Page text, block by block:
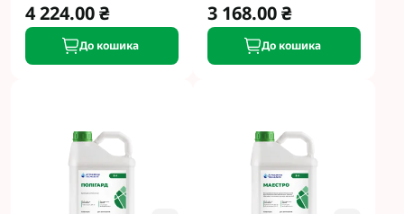
4 224.00 ₴
До кошика
3 168.00 ₴
До кошика